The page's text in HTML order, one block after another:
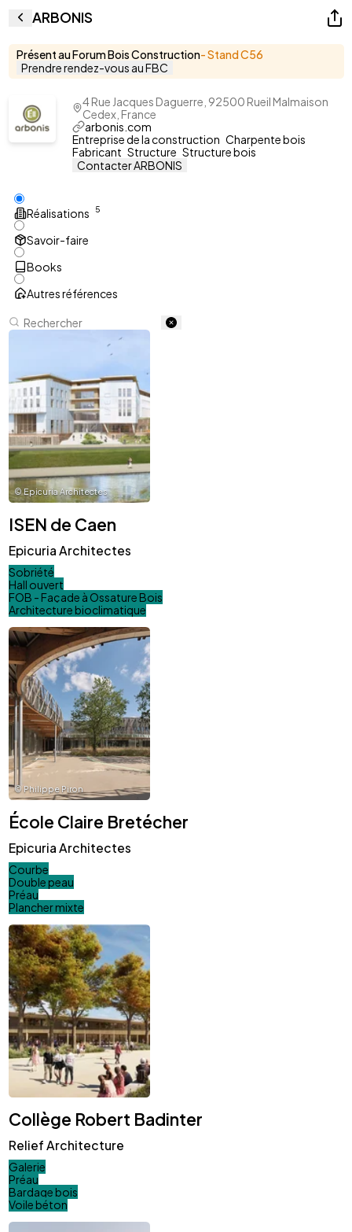
ARBONIS
Présent au Forum Bois Construction- StandC56
Prendre rendez-vous au FBC
4 Rue Jacques Daguerre, 92500 Rueil Malmaison
Cedex, France
arbonis.com
Entreprise de la construction Charpente bois
Fabricant Structure Structure bois
Contacter ARBONIS
Réalisations 5
Savoir-faire
Books
Autres références
© Epicuria Architectes
ISEN de Caen
Epicuria Architectes
Sobriété
Hall ouvert
FOB - Façade à Ossature Bois
Architecture bioclimatique
©Philippe Piron
École Claire Bretécher
Epicuria Architectes
Courbe
Double peau
Préau
Plancher mixte
Collège Robert Badinter
Relief Architecture
Galerie
Préau
Bardage bois
Voile béton